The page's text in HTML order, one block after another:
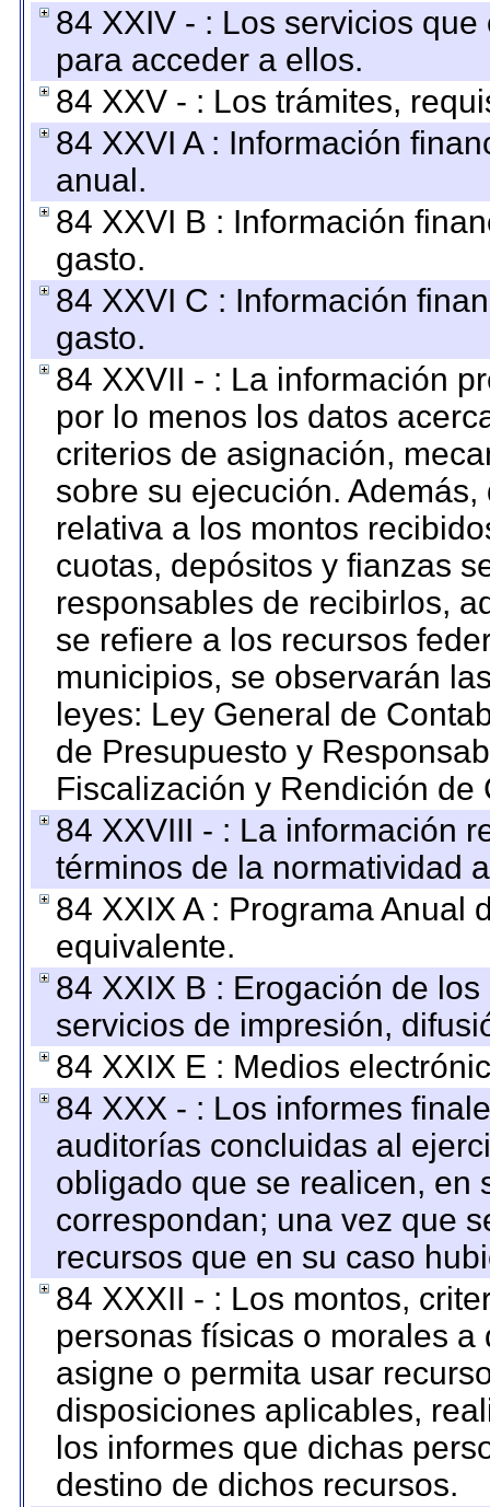
84 XXIV - : Los servicios
para acceder a ellos.
84 XXV - : Los trámites,
84 XXVI A : Información
anual.
84 XXVI B : Información
gasto.
84 XXVI C : Información
gasto.
84 XXVII - : La información
por lo menos los datos
criterios de asignación,
sobre su ejecución.
relativa a los montos
cuotas, depósitos y fianzas
responsables de recibirlos,
se refiere a los recursos
municipios, se observarán
leyes: Ley General de
de Presupuesto y
Fiscalización y Rendición
84 XXVIII - : La información
términos de la normatividad
84 XXIX A : Programa Anual
equivalente.
84 XXIX B : Erogación de
servicios de impresión,
84 XXIX E : Medios
84 XXX - : Los informes
auditorías concluidas al
obligado que se realicen, en
correspondan; una vez que
recursos que en su caso
84 XXXII - : Los montos,
personas físicas o morales
asigne o permita usar
disposiciones aplicables,
los informes que dichas
destino de dichos recursos.